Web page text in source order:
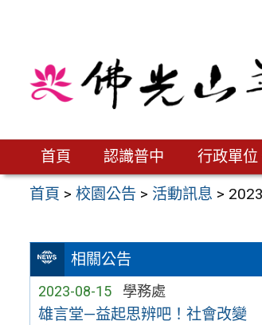
首頁 認識普中 行政單位
首頁 >校園公告 > 活動訊息 >
相關公告
2023-08-15 學務處
雄言堂—益起思辨吧！社會改變